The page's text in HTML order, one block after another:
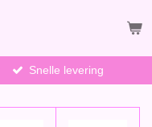
Snelle levering